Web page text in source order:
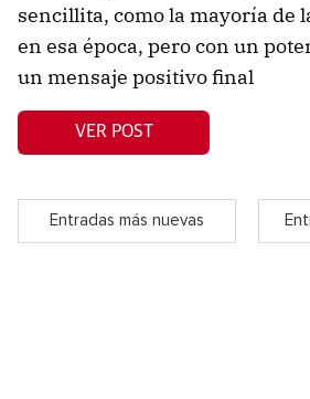
sencillita, como la mayoría de
en esa época, pero con un
un mensaje positivo final
VER POST
Entradas más nuevas